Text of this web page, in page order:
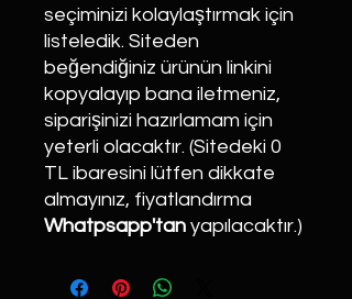
seçiminizi kolaylaştırmak için
listeledik. Siteden
beğendiğiniz ürünün linkini
kopyalayıp bana iletmeniz,
siparişinizi hazırlamam için
yeterli olacaktır. (Sitedeki 0
TL ibaresini lütfen dikkate
almayınız, fiyatlandırma
Whatpsapp'tan yapılacaktır.)